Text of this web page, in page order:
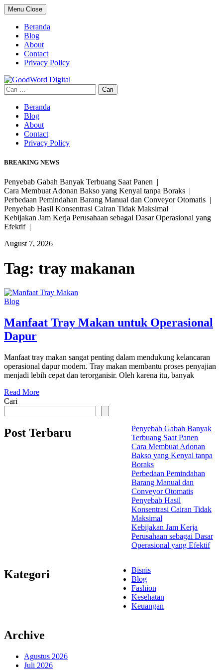
Skip
to
content
Menu Close
Beranda
Blog
About
Contact
Privacy Policy
Cari
untuk:
Beranda
Blog
About
Contact
Privacy Policy
BREAKING NEWS
Penyebab Gabah Banyak Terbuang Saat Panen |
Cara Membuat Adonan Bakso yang Kenyal tanpa Boraks |
Perbedaan Pemindahan Barang Manual dan Conveyor Otomatis |
Penyebab Hasil Konsentrasi Cairan Tidak Maksimal |
Kebijakan Jam Kerja Perusahaan sebagai Dasar Operasional yang
Efektif |
August 7, 2026
Tag: tray makanan
Blog
Manfaat Tray Makan untuk Operasional
Dapur
Manfaat tray makan sangat penting dalam mendukung kelancaran
operasional dapur modern. Tray makan membantu proses penyajian
menjadi lebih cepat dan terorganisir. Oleh karena itu, banyak
Read More
Cari
Post Terbaru
Penyebab Gabah Banyak
Terbuang Saat Panen
Cara Membuat Adonan
Bakso yang Kenyal tanpa
Boraks
Perbedaan Pemindahan
Barang Manual dan
Conveyor Otomatis
Penyebab Hasil
Konsentrasi Cairan Tidak
Maksimal
Kebijakan Jam Kerja
Perusahaan sebagai Dasar
Operasional yang Efektif
Kategori
Bisnis
Blog
Fashion
Kesehatan
Keuangan
Archive
Agustus 2026
Juli 2026